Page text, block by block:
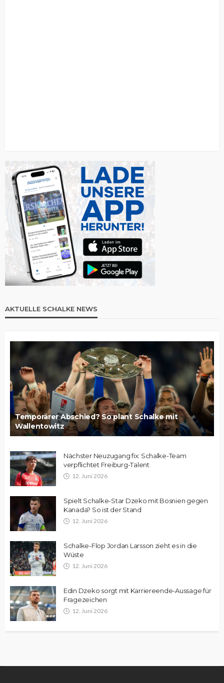
AKTUELLE SCHALKE NEWS
Temporärer Abschied? So plant Schalke mit
Wallentowitz
Nächster Neuzugang fix: Schalke-Team
verpflichtet Freiburg-Talent
12. Juni 2026
Spielt Schalke-Star Dzeko mit Bosnien gegen
Kanada? So ist der Stand
12. Juni 2026
Schalke-Flop Jordan Larsson zieht es in die
Wüste
12. Juni 2026
Edin Dzeko sorgt mit Karriereende-Aussage für
Fragezeichen
12. Juni 2026